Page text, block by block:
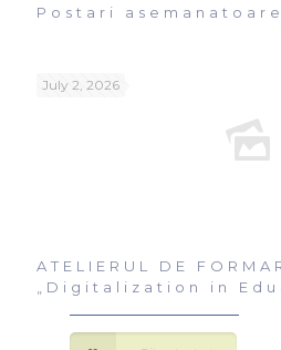
Postari asemanatoare
July 2, 2026
ATELIERUL DE
„Digitalization in